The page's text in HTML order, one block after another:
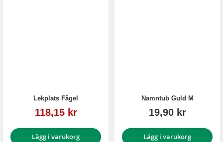
Lekplats Fågel
Reapris
118,15 kr
Lägg i varukorg
Namntub Guld M
19,90 kr
Lägg i varukorg